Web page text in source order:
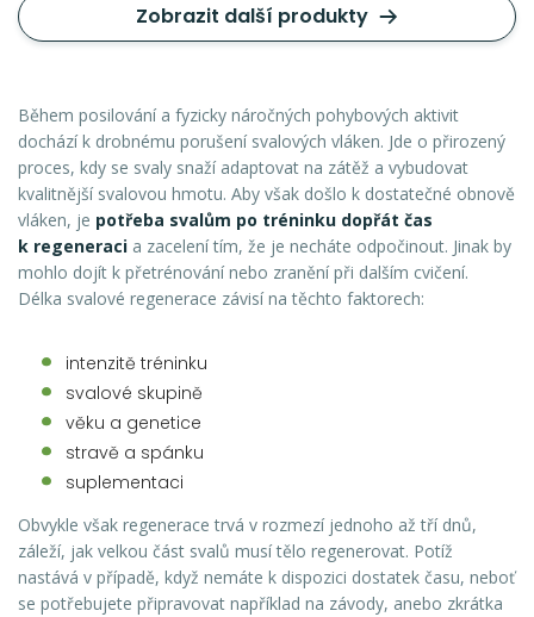
Zobrazit další produkty
Během posilování a fyzicky náročných pohybových aktivit
dochází k drobnému porušení svalových vláken. Jde o přirozený
proces, kdy se svaly snaží adaptovat na zátěž a vybudovat
kvalitnější svalovou hmotu. Aby však došlo k dostatečné obnově
vláken, je potřeba svalům po tréninku dopřát čas
k regeneraci a zacelení tím, že je necháte odpočinout. Jinak by
mohlo dojít k přetrénování nebo zranění při dalším cvičení.
Délka svalové regenerace závisí na těchto faktorech:
intenzitě tréninku
svalové skupině
věku a genetice
stravě a spánku
suplementaci
Obvykle však regenerace trvá v rozmezí jednoho až tří dnů,
záleží, jak velkou část svalů musí tělo regenerovat. Potíž
nastává v případě, když nemáte k dispozici dostatek času, neboť
se potřebujete připravovat například na závody, anebo zkrátka